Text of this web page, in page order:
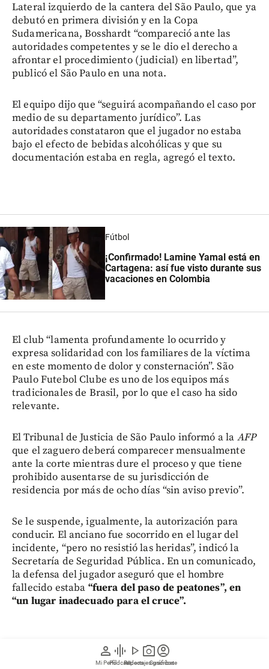
person
Mi Perfil
graphic_eq
Pódcast
play_arrow
Videos
photo_camera
Reportajes gráficos
account_circle
Suscríbete
Lateral izquierdo de la cantera del São Paulo, que ya
debutó en primera división y en la Copa
Sudamericana, Bosshardt “compareció ante las
autoridades competentes y se le dio el derecho a
afrontar el procedimiento (judicial) en libertad”,
publicó el São Paulo en una nota.
El equipo dijo que “seguirá acompañando el caso por
medio de su departamento jurídico”. Las
autoridades constataron que el jugador no estaba
bajo el efecto de bebidas alcohólicas y que su
documentación estaba en regla, agregó el texto.
Fútbol
¡Confirmado! Lamine Yamal está en
Cartagena: así fue visto durante sus
vacaciones en Colombia
El club “lamenta profundamente lo ocurrido y
expresa solidaridad con los familiares de la víctima
en este momento de dolor y consternación”. São
Paulo Futebol Clube es uno de los equipos más
tradicionales de Brasil, por lo que el caso ha sido
relevante.
El Tribunal de Justicia de São Paulo informó a la AFP
que el zaguero deberá comparecer mensualmente
ante la corte mientras dure el proceso y que tiene
prohibido ausentarse de su jurisdicción de
residencia por más de ocho días “sin aviso previo”.
Se le suspende, igualmente, la autorización para
conducir. El anciano fue socorrido en el lugar del
incidente, “pero no resistió las heridas”, indicó la
Secretaría de Seguridad Pública. En un comunicado,
la defensa del jugador aseguró que el hombre
fallecido estaba “fuera del paso de peatones”, en
“un lugar inadecuado para el cruce”.
Ni el club ni la defensa hacen referencia a las